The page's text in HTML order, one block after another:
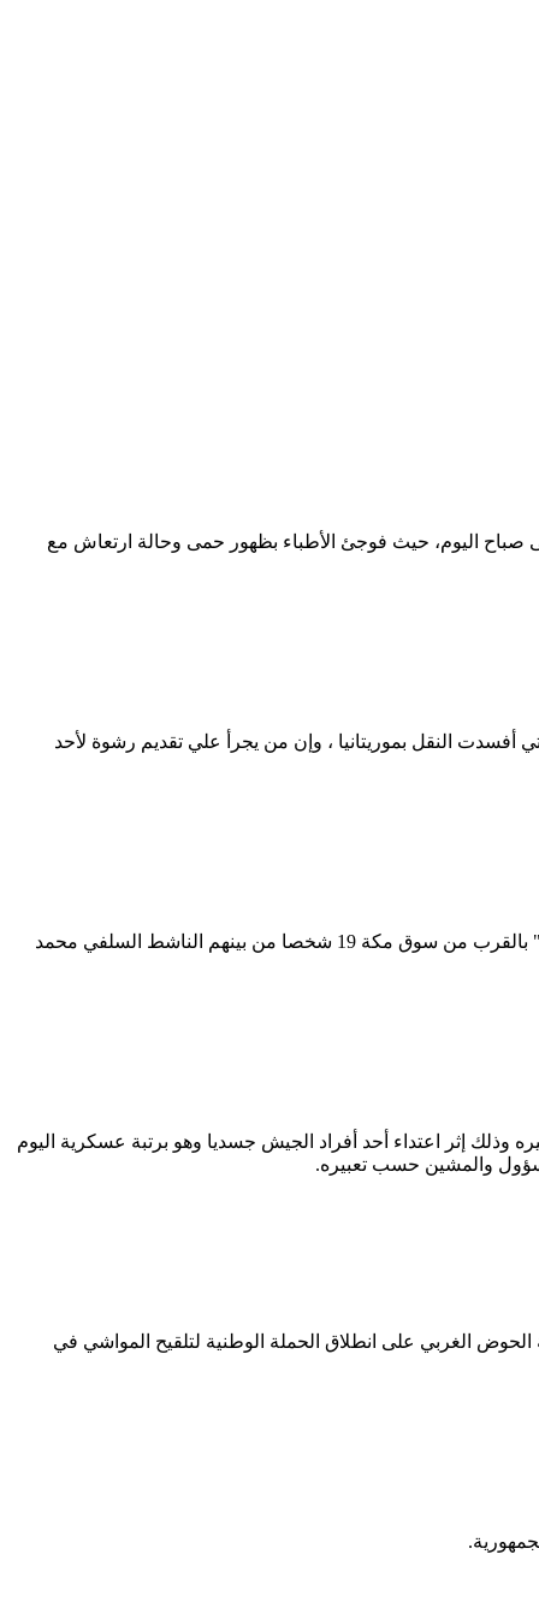
الكلى صباح اليوم، حيث فوجئ الأطباء بظهور حمى وحالة ارتعاش مع
التي أفسدت النقل بموريتانيا ، وإن من يجرأ علي تقديم رشوة لأحد
نواكشوط/22/11/2011/و.و.ا/ أفادت مصادر مطلعة أن وحدة من شرطة مكافحة الإرهاب اعتقلت مساء اليوم الثلاثاء في حي "كرفور مدريد" بالقرب من سوق مكة 19 شخصا من بينهم الناشط السلفي محمد
تعبيره وذلك إثر اعتداء أحد أفراد الجيش جسديا وهو برتبة عسكرية اليوم
مسؤول والمشين حسب تعبيره.
الحوض الغربي على انطلاق الحملة الوطنية لتلقيح المواشي في